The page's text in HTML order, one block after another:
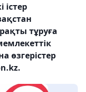
тұруға
өзгерістер